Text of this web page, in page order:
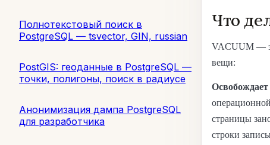
Полнотекстовый поиск в
PostgreSQL — tsvector, GIN, russian
PostGIS: геоданные в PostgreSQL —
точки, полигоны, поиск в радиусе
Анонимизация дампа PostgreSQL
для разработчика
Что
VACUUM —
вещи:
страницы
строки